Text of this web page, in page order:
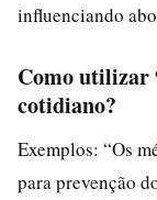
influenciando
Como utilizar
cotidiano?
Exemplos: “Os
para prevenção